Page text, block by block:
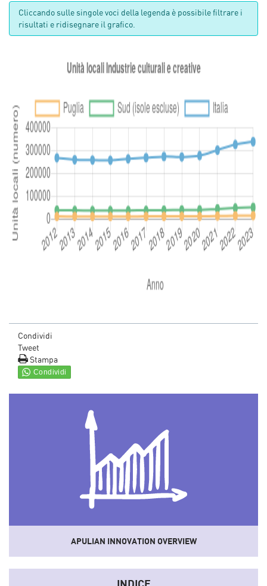
Cliccando sulle singole voci della legenda è possibile filtrare i
risultati e ridisegnare il grafico.
Condividi
Tweet
Stampa
APULIAN INNOVATION OVERVIEW
Unostrumentoche sistematizza dati e informazioni del
sistema socio-economico e dell'innovazione regionale
convertendoli in indicatori sintetici.
INDICE